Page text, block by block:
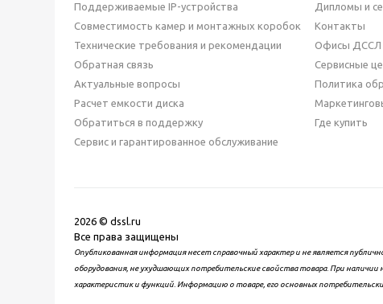
Поддерживаемые IP-устройства
Совместимость камер и монтажных коробок
Технические требования и рекомендации
Обратная связь
Актуальные вопросы
Расчет емкости диска
Обратиться в поддержку
Сервис и гарантированное обслуживание
Дипломы и
Контакты
Офисы ДССЛ
Сервисные
Политика
Где купить
2026 © dssl.ru
Все права защищены
Опубликованная информация несет справочный характер и не является
оборудования, не ухудшающих потребительские свойства товара. При
характеристик и функций. Информацию о товаре, его основных